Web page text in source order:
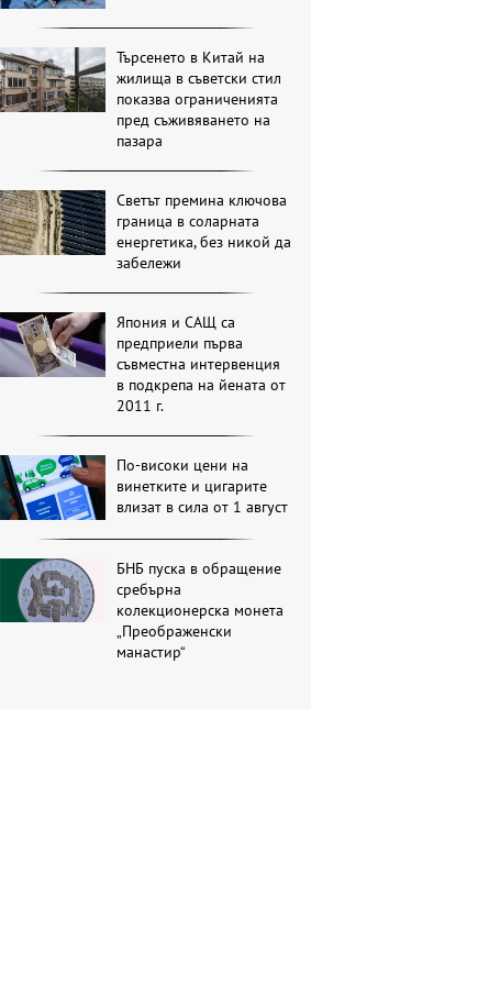
Търсенето в Китай на
жилища в съветски стил
показва ограниченията
пред съживяването на
пазара
Светът премина ключова
граница в соларната
енергетика, без никой да
забележи
Япония и САЩ са
предприели първа
съвместна интервенция
в подкрепа на йената от
2011 г.
По-високи цени на
винетките и цигарите
влизат в сила от 1 август
БНБ пуска в обращение
сребърна
колекционерска монета
„Преображенски
манастир“